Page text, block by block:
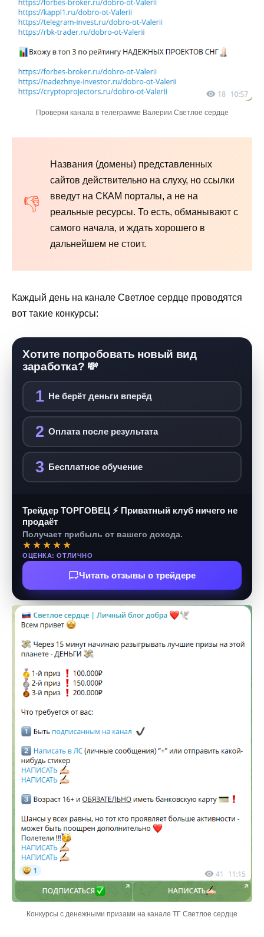
Проверки канала в телеграмме Валерии Светлое сердце
Названия (домены) представленных
сайтов действительно на слуху, но ссылки
введут на СКАМ порталы, а не на
реальные ресурсы. То есть, обманывают с
самого начала, и ждать хорошего в
дальнейшем не стоит.
Каждый день на канале Светлое сердце проводятся
вот такие конкурсы:
Хотите попробовать новый вид
заработка? 💸
1 Не берёт деньги вперёд
2 Оплата после результата
3 Бесплатное обучение
Трейдер ТОРГОВЕЦ ⚡ Приватный клуб ничего не
продаёт
Получает прибыль от вашего дохода.
★★★★★
ОЦЕНКА: ОТЛИЧНО
Читать отзывы о трейдере
Конкурсы с денежными призами на канале ТГ Светлое сердце